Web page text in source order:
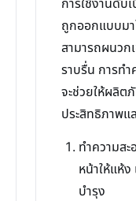
การใช้งานดับ
ถูกออกแบบมา
สามารถผนวก
ราบรื่น การทำ
จะช่วยให้ผลิต
ประสิทธิภาพ
ทำความส
หน้าให้แห้
บำรุง